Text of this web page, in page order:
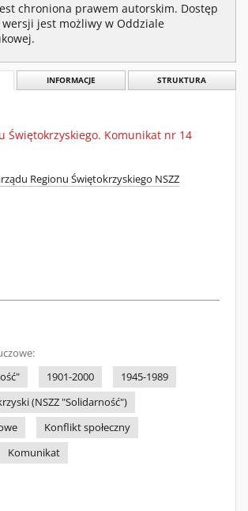
chroniona prawem autorskim. Dostęp
jest możliwy w Oddziale
INFORMACJE STRUKTURA
Świętokrzyskiego. Komunikat nr 14
Regionu Świętokrzyskiego NSZZ
1901-2000
1945-1989
(NSZZ "Solidarność")
Konflikt społeczny
Komunikat